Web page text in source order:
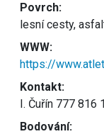
Povrch:
lesní cesty,
WWW:
https://
Kontakt:
I. Čuřín 777 816
Bodování: